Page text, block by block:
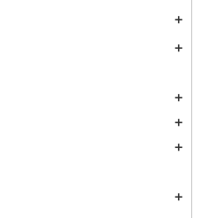
add
add
add
add
add
add